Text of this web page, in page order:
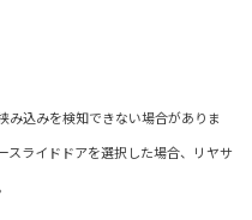
み込みを検知できない場合がありま
ライドドアを選択した場合、リヤサ